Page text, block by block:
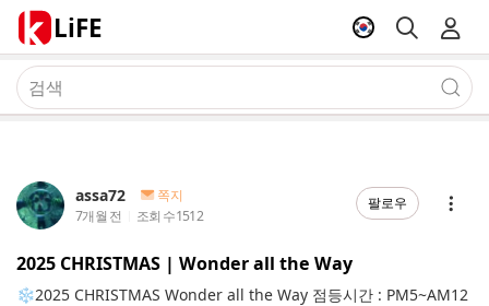
LiFE
assa72
쪽지
7개월 전
조회 수1512
팔로우
2025 CHRISTMAS | Wonder all the Way
❄️2025 CHRISTMAS Wonder all the Way 점등시간 : PM5~AM12